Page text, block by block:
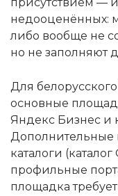
недооценённых:
либо вообще не
но не заполняют
Для
основные
Яндекс Бизнес и
Дополнительные
каталоги
профильные
площадка